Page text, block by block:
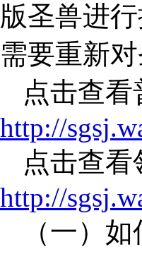
版圣兽进
需要重新
点击查看
http://
点击查看
http://
（一）